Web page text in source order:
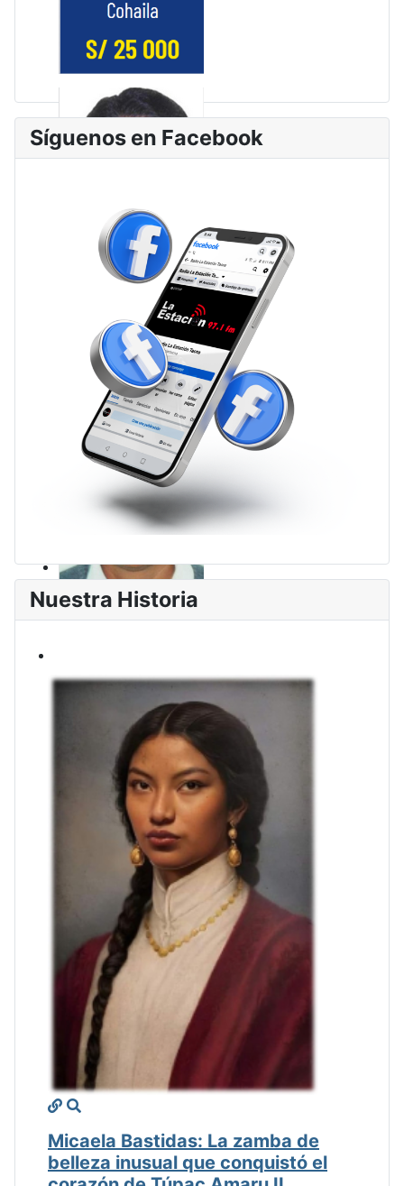
Síguenos en Facebook
Nuestra Historia
Micaela Bastidas: La zamba de
belleza inusual que conquistó el